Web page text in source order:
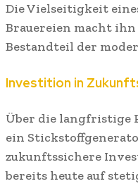
Die Vielseitigkeit
Brauereien macht
Bestandteil der
Investition in
Über die langfristige
ein
zukunftssichere
bereits heute auf